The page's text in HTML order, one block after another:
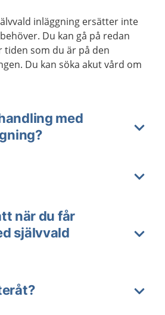
inläggning ersätter inte
Du kan gå på redan
tiden som du är på den
Du kan söka akut vård om
med
när du får
självvald